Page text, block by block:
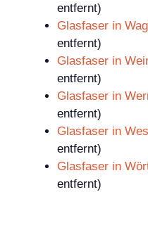
entfernt)
Glasfaser in
entfernt)
Glasfaser in
entfernt)
Glasfaser in
entfernt)
Glasfaser in
entfernt)
Glasfaser in
entfernt)